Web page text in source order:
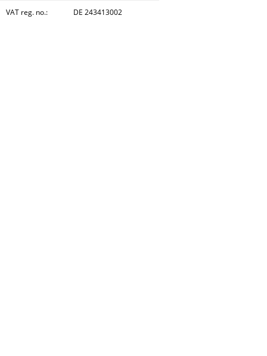
VAT reg. no.: DE 243413002